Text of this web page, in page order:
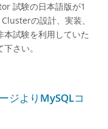
試験の日本語版が1
の設計、実装、
試験を利用していた
さい。
ジよりMySQLコ